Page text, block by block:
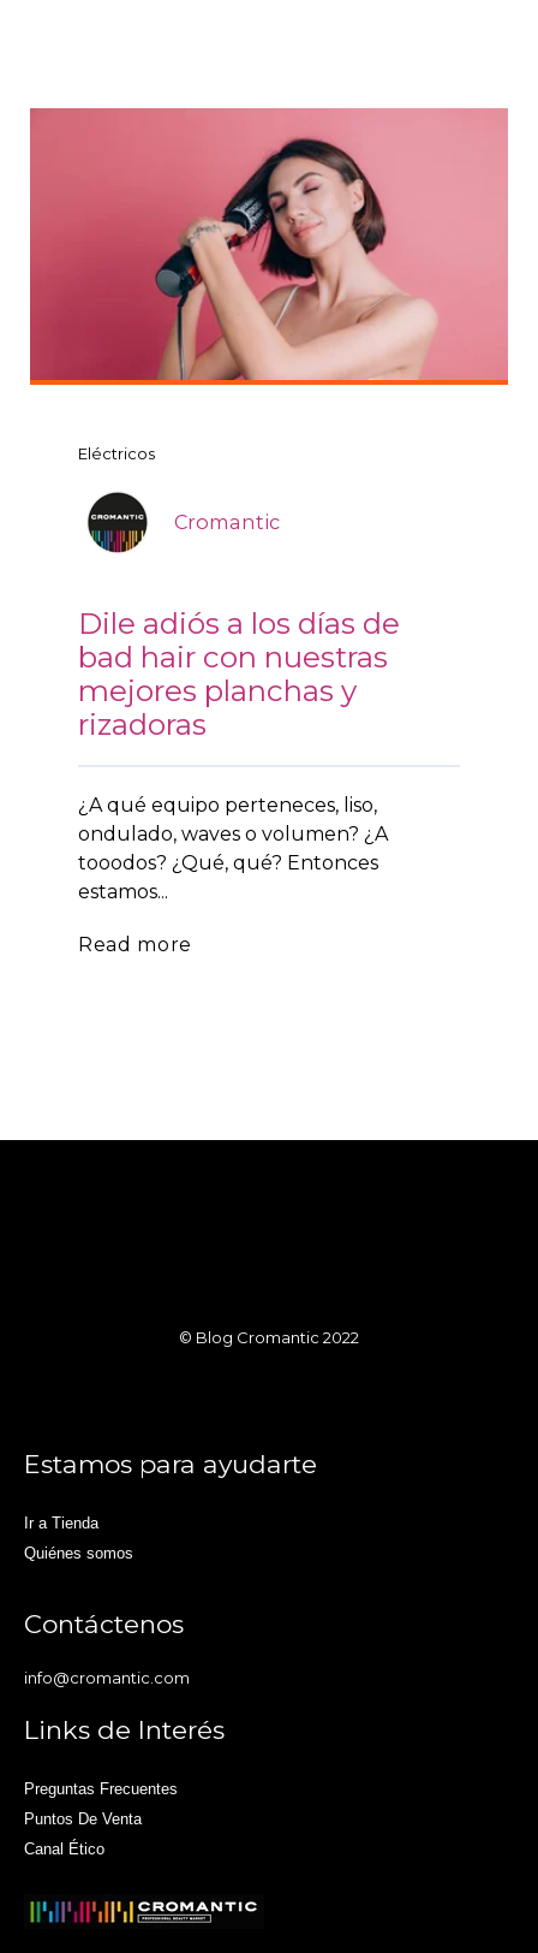
Eléctricos
Cromantic
Dile adiós a los días de
bad hair con nuestras
mejores planchas y
rizadoras
¿A qué equipo perteneces, liso,
ondulado, waves o volumen? ¿A
tooodos? ¿Qué, qué? Entonces
estamos...
Read more
© Blog Cromantic 2022
Estamos para ayudarte
Ir a Tienda
Quiénes somos
Contáctenos
info@cromantic.com
Links de Interés
Preguntas Frecuentes
Puntos De Venta
Canal Ético